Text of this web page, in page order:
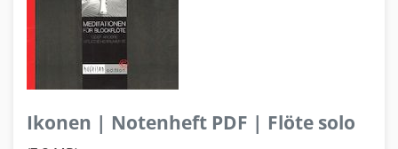
Ikonen | Notenheft PDF | Flöte solo